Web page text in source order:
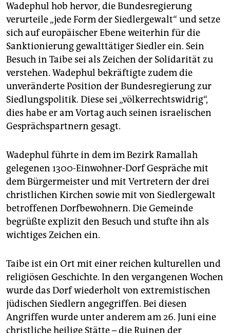
Wadephul hob hervor, die Bundesregierung
verurteile „jede Form der Siedlergewalt“ und setze
sich auf europäischer Ebene weiterhin für die
Sanktionierung gewalttätiger Siedler ein. Sein
Besuch in Taibe sei als Zeichen der Solidarität zu
verstehen. Wadephul bekräftigte zudem die
unveränderte Position der Bundesregierung zur
Siedlungspolitik. Diese sei „völkerrechtswidrig“,
dies habe er am Vortag auch seinen israelischen
Gesprächspartnern gesagt.
Wadephul führte in dem im Bezirk Ramallah
gelegenen 1300-Einwohner-Dorf Gespräche mit
dem Bürgermeister und mit Vertretern der drei
christlichen Kirchen sowie mit von Siedlergewalt
betroffenen Dorfbewohnern. Die Gemeinde
begrüßte explizit den Besuch und stufte ihn als
wichtiges Zeichen ein.
Taibe ist ein Ort mit einer reichen kulturellen und
religiösen Geschichte. In den vergangenen Wochen
wurde das Dorf wiederholt von extremistischen
jüdischen Siedlern angegriffen. Bei diesen
Angriffen wurde unter anderem am 26. Juni eine
christliche heilige Stätte – die Ruinen der